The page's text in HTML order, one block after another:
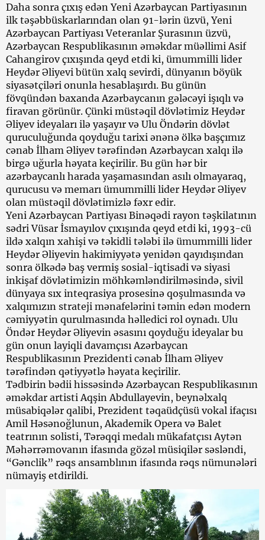
Daha sonra çıxış edən Yeni Azərbaycan Partiyasının
ilk təşəbbüskarlarından olan 91-lərin üzvü, Yeni
Azərbaycan Partiyası Veteranlar Şurasının üzvü,
Azərbaycan Respublikasının əməkdar müəllimi Asif
Cahangirov çıxışında qeyd etdi ki, ümummilli lider
Heydər Əliyevi bütün xalq sevirdi, dünyanın böyük
siyasətçiləri onunla hesablaşırdı. Bu günün
fövqündən baxanda Azərbaycanın gələcəyi işıqlı və
firavan görünür. Çünki müstəqil dövlətimiz Heydər
Əliyev ideyaları ilə yaşayır və Ulu Öndərin dövlət
quruculuğunda qoyduğu tarixi ənənə ölkə başçımız
cənab İlham Əliyev tərəfindən Azərbaycan xalqı ilə
birgə uğurla həyata keçirilir. Bu gün hər bir
azərbaycanlı harada yaşamasından asılı olmayaraq,
qurucusu və memarı ümummilli lider Heydər Əliyev
olan müstəqil dövlətimizlə fəxr edir.
Yeni Azərbaycan Partiyası Binəqədi rayon təşkilatının
sədri Vüsar İsmayılov çıxışında qeyd etdi ki, 1993-cü
ildə xalqın xahişi və təkidli tələbi ilə ümummilli lider
Heydər Əliyevin hakimiyyətə yenidən qayıdışından
sonra ölkədə baş vermiş sosial-iqtisadi və siyasi
inkişaf dövlətimizin möhkəmləndirilməsində, sivil
dünyaya sıx inteqrasiya prosesinə qoşulmasında və
xalqımızın strateji mənafelərini təmin edən modern
cəmiyyətin qurulmasında həlledici rol oynadı. Ulu
Öndər Heydər Əliyevin əsasını qoyduğu ideyalar bu
gün onun layiqli davamçısı Azərbaycan
Respublikasının Prezidenti cənab İlham Əliyev
tərəfindən qətiyyətlə həyata keçirilir.
Tədbirin bədii hissəsində Azərbaycan Respublikasının
əməkdar artisti Aqşin Abdullayevin, beynəlxalq
müsabiqələr qalibi, Prezident təqaüdçüsü vokal ifaçısı
Amil Həsənoğlunun, Akademik Opera və Balet
teatrının solisti, Tərəqqi medalı mükafatçısı Aytən
Məhərrəmovanın ifasında gözəl müsiqilər səsləndi,
“Gənclik” rəqs ansamblının ifasında rəqs nümunələri
nümayiş etdirildi.